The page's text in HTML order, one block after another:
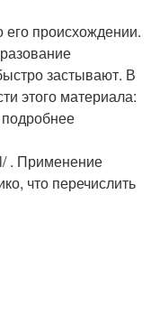
происхождении.
застывают. В
этого материала:
. Применение
что перечислить